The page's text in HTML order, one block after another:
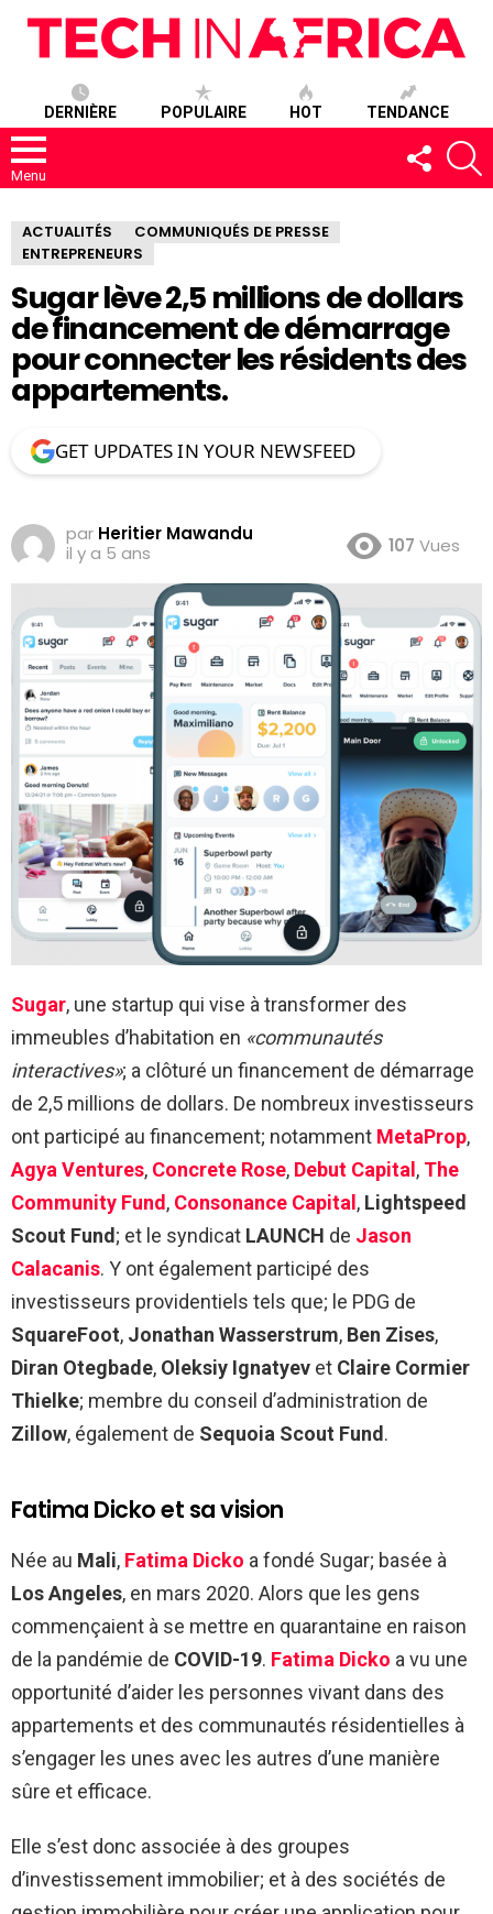
DERNIÈRE POPULAIRE HOT TENDANCE
Menu
SUIVEZ-
NOUS
ACTUALITÉS
COMMUNIQUÉS DE PRESSE
ENTREPRENEURS
Sugar lève 2,5 millions de dollars
de financement de démarrage
pour connecter les résidents des
appartements.
GET UPDATES IN YOUR NEWSFEED
par Heritier Mawandu
il y a 5 ans
107 Vues
Sugar, une startup qui vise à transformer des
immeubles d’habitation en «communautés
interactives»; a clôturé un financement de démarrage
de 2,5 millions de dollars. De nombreux investisseurs
ont participé au financement; notamment MetaProp,
Agya Ventures, Concrete Rose, Debut Capital , The
Community Fund , Consonance Capital , Lightspeed
Scout Fund ; et le syndicat LAUNCH de Jason
Calacanis. Y ont également participé des
investisseurs providentiels tels que; le PDG de
SquareFoot, Jonathan Wasserstrum, Ben Zises,
Diran Otegbade, Oleksiy Ignatyev et Claire Cormier
Thielke; membre du conseil d’administration de
Zillow, également de Sequoia Scout Fund .
Fatima Dicko et sa vision
Née au Mali, Fatima Dicko a fondé Sugar; basée à
Los Angeles, en mars 2020. Alors que les gens
commençaient à se mettre en quarantaine en raison
de la pandémie de COVID-19. Fatima Dicko a vu une
opportunité d’aider les personnes vivant dans des
appartements et des communautés résidentielles à
s’engager les unes avec les autres d’une manière
sûre et efficace.
Elle s’est donc associée à des groupes
d’investissement immobilier; et à des sociétés de